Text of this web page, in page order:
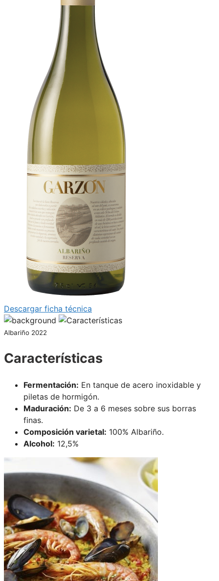
Descargar ficha técnica
Albariño 2022
Características
Fermentación: En tanque de acero inoxidable y
piletas de hormigón.
Maduración: De 3 a 6 meses sobre sus borras
finas.
Composición varietal: 100% Albariño.
Alcohol: 12,5%